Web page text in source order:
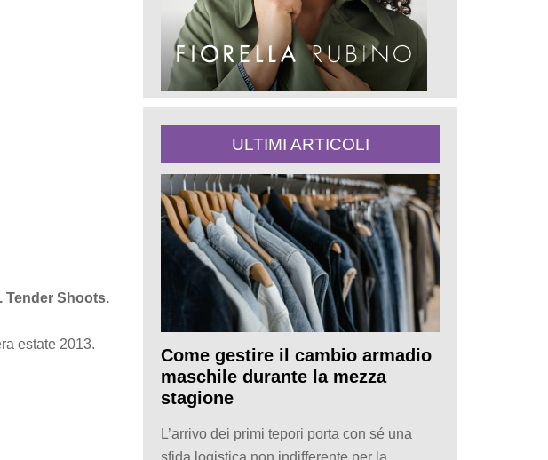
Tender Shoots.
estate 2013.
ULTIMI ARTICOLI
Come gestire il cambio armadio
maschile durante la mezza
stagione
L’arrivo dei primi tepori porta con sé una
sfida logistica non indifferente per la